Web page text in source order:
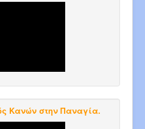
Κανών στην Παναγία.